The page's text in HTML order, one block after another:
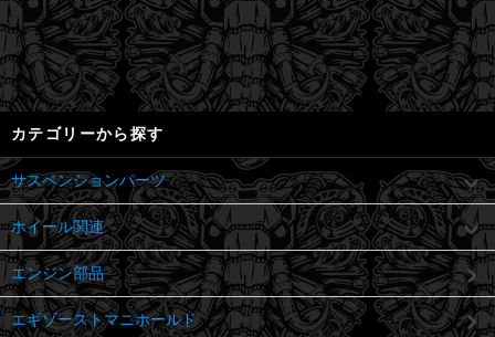
カテゴリーから探す
サスペンションパーツ
ホイール関連
エンジン部品
エギゾーストマニホールド